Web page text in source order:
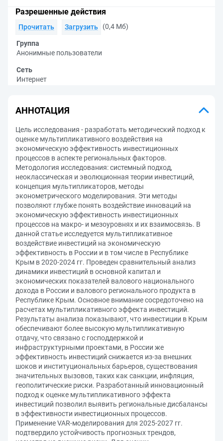
Разрешенные действия
Прочитать Загрузить (0,4 Мб)
Группа
Анонимные пользователи
Сеть
Интернет
АННОТАЦИЯ
Цель исследования - разработать методический подход к
оценке мультипликативного воздействия на
экономическую эффективность инвестиционных
процессов в аспекте региональных факторов.
Методология исследования: системный подход,
неоклассическая и эволюционная теории инвестиций,
концепция мультипликаторов, методы
эконометрического моделирования. Эти методы
позволяют глубже понять воздействие инноваций на
экономическую эффективность инвестиционных
процессов на макро- и мезоуровнях и их взаимосвязь. В
данной статье исследуется мультипликативное
воздействие инвестиций на экономическую
эффективность в России и в том числе в Республике
Крым в 2020-2024 гг. Проведен сравнительный анализ
динамики инвестиций в основной капитал и
экономических показателей валового национального
дохода в России и валового регионального продукта в
Республике Крым. Основное внимание сосредоточено на
расчетах мультипликативного эффекта инвестиций.
Результаты анализа показывают, что инвестиции в Крым
обеспечивают более высокую мультипликативную
отдачу, что связано с господдержкой и
инфраструктурными проектами, в России же
эффективность инвестиций снижается из-за внешних
шоков и институциональных барьеров, существования
значительных вызовов, таких как санкции, инфляция,
геополитические риски. Разработанный инновационный
подход к оценке мультипликативного эффекта
инвестиций позволил выявить региональные дисбалансы
в эффективности инвестиционных процессов.
Применение VAR-моделирования для 2025-2027 гг.
подтвердило устойчивость прогнозных трендов,